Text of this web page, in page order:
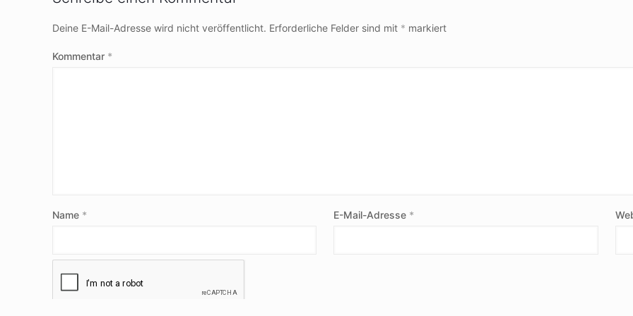
Deine E-Mail-Adresse wird nicht veröffentlicht. Erforderliche Felder sind mit * markiert
Kommentar *
Name * E-Mail-Adresse *